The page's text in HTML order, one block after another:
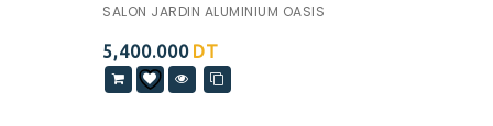
SALON JARDIN ALUMINIUM OASIS
5,400.000 DT